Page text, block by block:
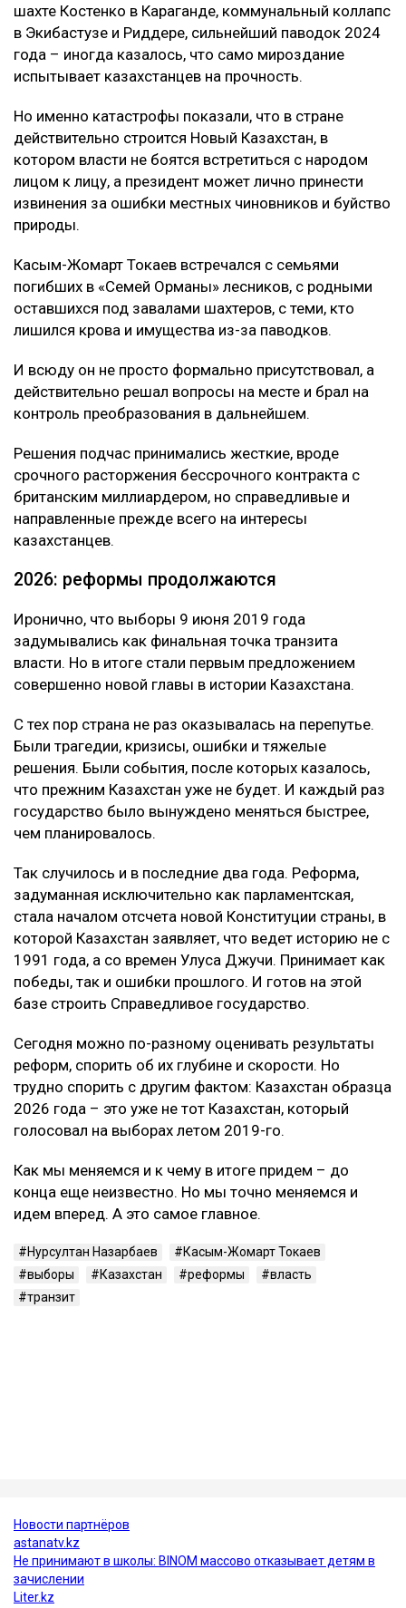
шахте Костенко в Караганде, коммунальный коллапс
в Экибастузе и Риддере, сильнейший паводок 2024
года – иногда казалось, что само мироздание
испытывает казахстанцев на прочность.
Но именно катастрофы показали, что в стране
действительно строится Новый Казахстан, в
котором власти не боятся встретиться с народом
лицом к лицу, а президент может лично принести
извинения за ошибки местных чиновников и буйство
природы.
Касым-Жомарт Токаев встречался с семьями
погибших в «Семей Орманы» лесников, с родными
оставшихся под завалами шахтеров, с теми, кто
лишился крова и имущества из-за паводков.
И всюду он не просто формально присутствовал, а
действительно решал вопросы на месте и брал на
контроль преобразования в дальнейшем.
Решения подчас принимались жесткие, вроде
срочного расторжения бессрочного контракта с
британским миллиардером, но справедливые и
направленные прежде всего на интересы
казахстанцев.
2026: реформы продолжаются
Иронично, что выборы 9 июня 2019 года
задумывались как финальная точка транзита
власти. Но в итоге стали первым предложением
совершенно новой главы в истории Казахстана.
С тех пор страна не раз оказывалась на перепутье.
Были трагедии, кризисы, ошибки и тяжелые
решения. Были события, после которых казалось,
что прежним Казахстан уже не будет. И каждый раз
государство было вынуждено меняться быстрее,
чем планировалось.
Так случилось и в последние два года. Реформа,
задуманная исключительно как парламентская,
стала началом отсчета новой Конституции страны, в
которой Казахстан заявляет, что ведет историю не с
1991 года, а со времен Улуса Джучи. Принимает как
победы, так и ошибки прошлого. И готов на этой
базе строить Справедливое государство.
Сегодня можно по-разному оценивать результаты
реформ, спорить об их глубине и скорости. Но
трудно спорить с другим фактом: Казахстан образца
2026 года – это уже не тот Казахстан, который
голосовал на выборах летом 2019-го.
Как мы меняемся и к чему в итоге придем – до
конца еще неизвестно. Но мы точно меняемся и
идем вперед. А это самое главное.
Нурсултан Назарбаев
Касым-Жомарт Токаев
выборы
Казахстан реформы
власть
транзит